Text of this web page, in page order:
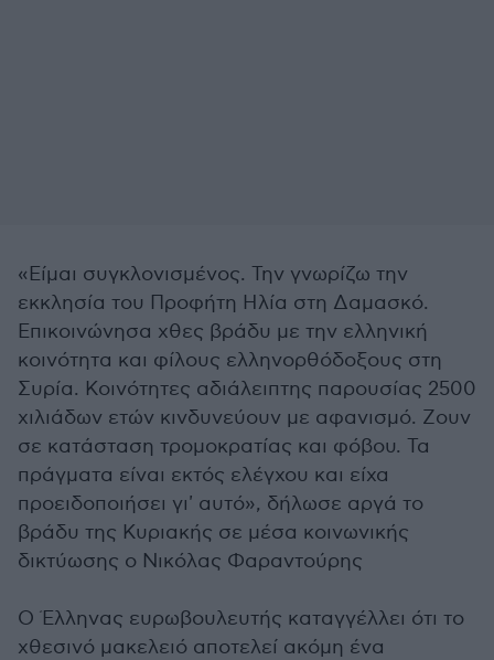
«Είμαι συγκλονισμένος. Την γνωρίζω την
εκκλησία του Προφήτη Ηλία στη Δαμασκό.
Επικοινώνησα χθες βράδυ με την ελληνική
κοινότητα και φίλους ελληνορθόδοξους στη
Συρία. Κοινότητες αδιάλειπτης παρουσίας 2500
χιλιάδων ετών κινδυνεύουν με αφανισμό. Ζουν
σε κατάσταση τρομοκρατίας και φόβου. Τα
πράγματα είναι εκτός ελέγχου και είχα
προειδοποιήσει γι' αυτό», δήλωσε αργά το
βράδυ της Κυριακής σε μέσα κοινωνικής
δικτύωσης ο Νικόλας Φαραντούρης
Ο Έλληνας ευρωβουλευτής καταγγέλλει ότι το
χθεσινό μακελειό αποτελεί ακόμη ένα